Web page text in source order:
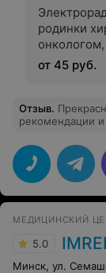
родинки
хирургом
от 45 руб.
Отзыв. Прекрасный
рекомендации
МЕДИЦИНСКИЙ
5.0
Минск, ул.